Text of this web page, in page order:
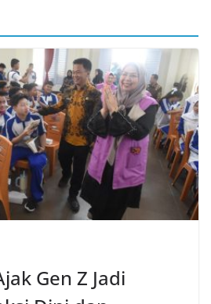
Gen Z Jadi